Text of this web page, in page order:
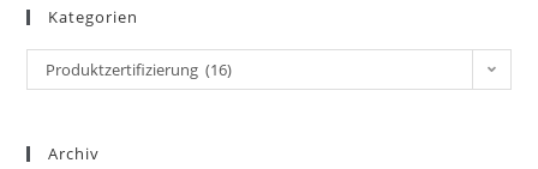
Kategorien
Produktzertifizierung (16)
Archiv